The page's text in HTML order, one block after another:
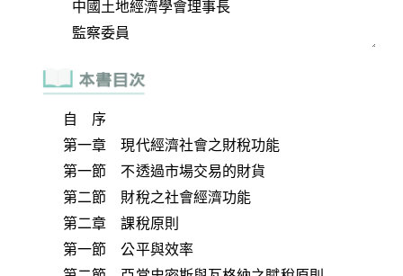
自 序
第一章 現代經濟社會之財稅功能
第一節 不透過市場交易的財貨
第二節 財稅之社會經濟功能
第二章 課稅原則
第一節 公平與效率